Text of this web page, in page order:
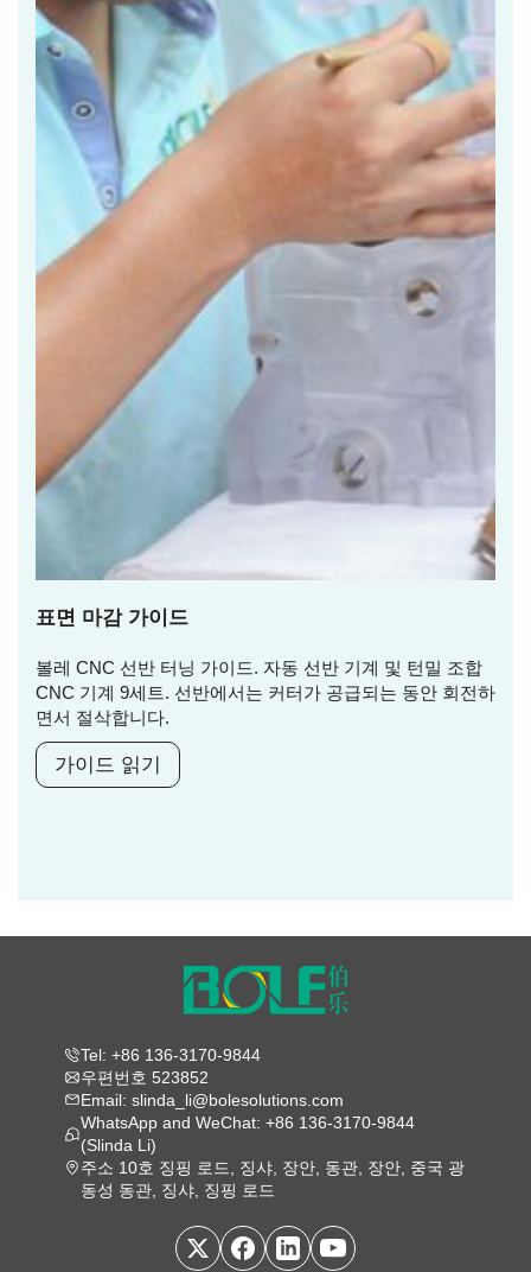
표면 마감 가이드
볼레 CNC 선반 터닝 가이드. 자동 선반 기계 및 턴밀 조합
CNC 기계 9세트. 선반에서는 커터가 공급되는 동안 회전하
면서 절삭합니다.
가이드 읽기
Tel: +86 136-3170-9844
우편번호 523852
Email: slinda_li@bolesolutions.com
WhatsApp and WeChat: +86 136-3170-9844
(Slinda Li)
주소 10호 징핑 로드, 징샤, 장안, 동관, 장안, 중국 광
동성 동관, 징샤, 징핑 로드